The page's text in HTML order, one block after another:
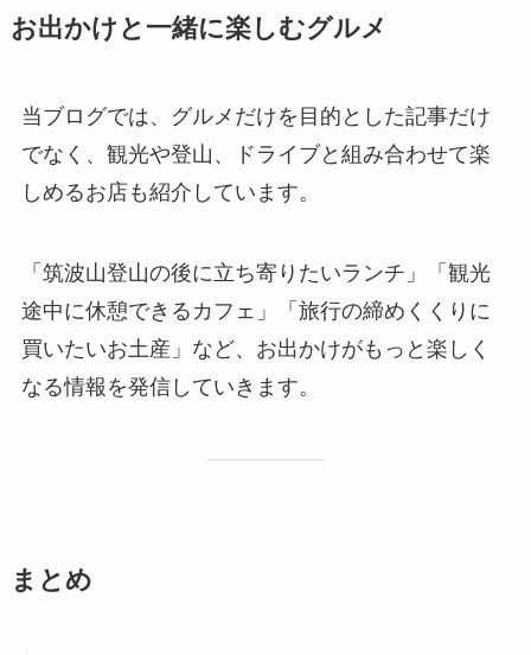
お出かけと一緒に楽しむグルメ
当ブログでは、グルメだけを目的とした記事だけ
でなく、観光や登山、ドライブと組み合わせて楽
しめるお店も紹介しています。
「筑波山登山の後に立ち寄りたいランチ」「観光
途中に休憩できるカフェ」「旅行の締めくくりに
買いたいお土産」など、お出かけがもっと楽しく
なる情報を発信していきます。
まとめ